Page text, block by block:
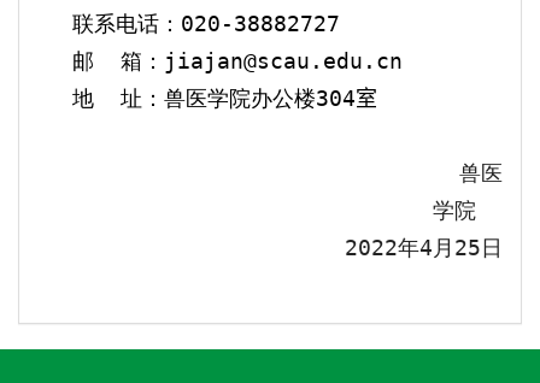
联系电话： 020-38882727
邮 箱： jiajan@scau.edu.cn
地 址：兽医学院办公楼304室
兽医
学院
2022年4 月 25日